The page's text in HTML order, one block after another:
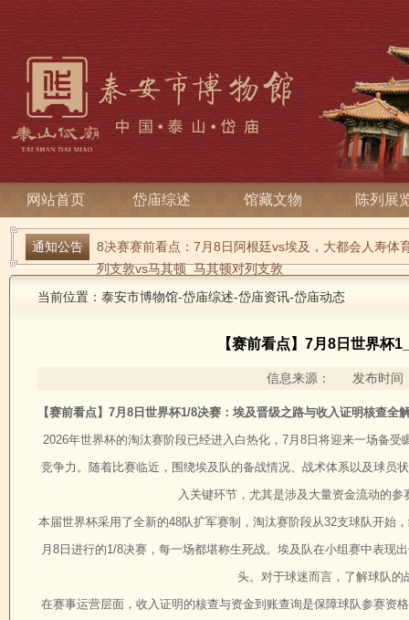
网站首页 岱庙综述 馆藏文物 陈列展
通知公告
8决赛赛前看点：7月8日阿根廷vs埃及，大都会人寿体
列支敦vs马其顿_马其顿对列支敦
当前位置： 泰安市博物馆-岱庙综述-岱庙资讯-岱庙动态
【赛前看点】7月8日世界杯
信息来源： 发布时间
【赛前看点】7月8日世界杯1/8决赛：埃及晋级之路与收入证明核查全
2026年世界杯的淘汰赛阶段已经进入白热化，7月8日将迎来一场备
竞争力。随着比赛临近，围绕埃及队的备战情况、战术体系以及球员
入关键环节，尤其是涉及大量资金流动的
本届世界杯采用了全新的48队扩军赛制，淘汰赛阶段从32支球队开始
月8日进行的1/8决赛，每一场都堪称生死战。埃及队在小组赛中表现
头。对于球迷而言，了解球队
在赛事运营层面，收入证明的核查与资金到账查询是保障球队参赛资